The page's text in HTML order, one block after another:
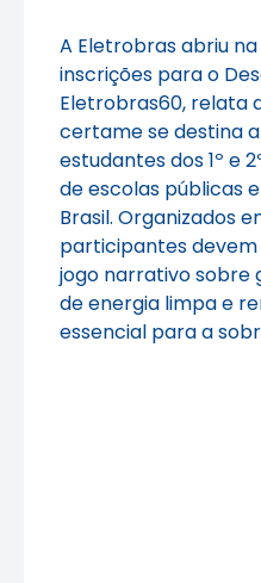
A Eletrobras abriu
inscrições para o
Eletrobras60, relata
certame se destina
estudantes dos 1º e
de escolas públicas
Brasil. Organizados
participantes
jogo narrativo sobre
de energia limpa e
essencial para a